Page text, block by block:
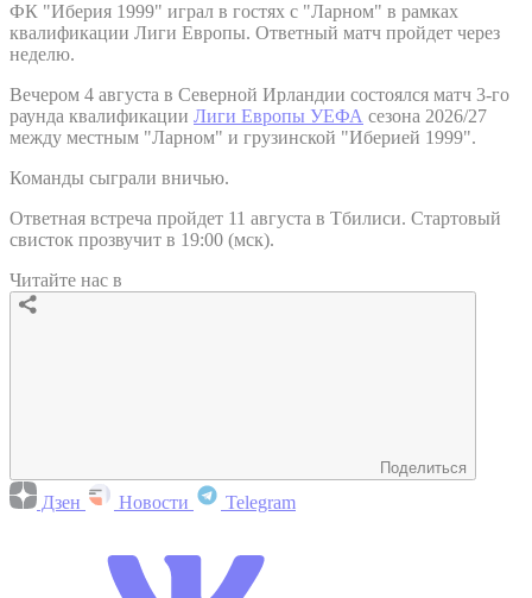
ФК "Иберия 1999" играл в гостях с "Ларном" в рамках
квалификации Лиги Европы. Ответный матч пройдет через
неделю.
Вечером 4 августа в Северной Ирландии состоялся матч 3-го
раунда квалификации Лиги Европы УЕФА сезона 2026/27
между местным "Ларном" и грузинской "Иберией 1999".
Команды сыграли вничью.
Ответная встреча пройдет 11 августа в Тбилиси. Стартовый
свисток прозвучит в 19:00 (мск).
Читайте нас в
Поделиться
Дзен Новости Telegram